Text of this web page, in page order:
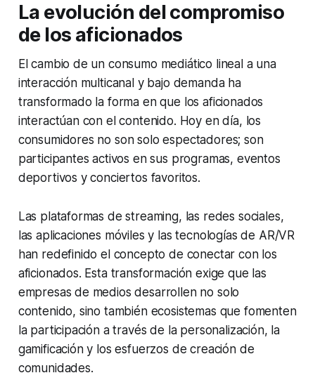
La evolución del compromiso
de los aficionados
El cambio de un consumo mediático lineal a una
interacción multicanal y bajo demanda ha
transformado la forma en que los aficionados
interactúan con el contenido. Hoy en día, los
consumidores no son solo espectadores; son
participantes activos en sus programas, eventos
deportivos y conciertos favoritos.
Las plataformas de streaming, las redes sociales,
las aplicaciones móviles y las tecnologías de AR/VR
han redefinido el concepto de conectar con los
aficionados. Esta transformación exige que las
empresas de medios desarrollen no solo
contenido, sino también ecosistemas que fomenten
la participación a través de la personalización, la
gamificación y los esfuerzos de creación de
comunidades.